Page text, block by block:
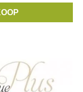
Bateau